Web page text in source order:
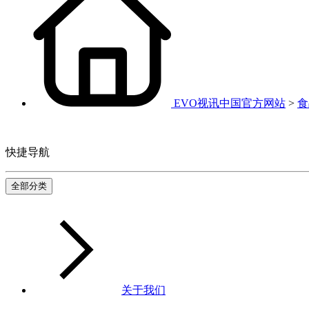
EVO视讯中国官方网站 >
快捷导航
全部分类
关于我们